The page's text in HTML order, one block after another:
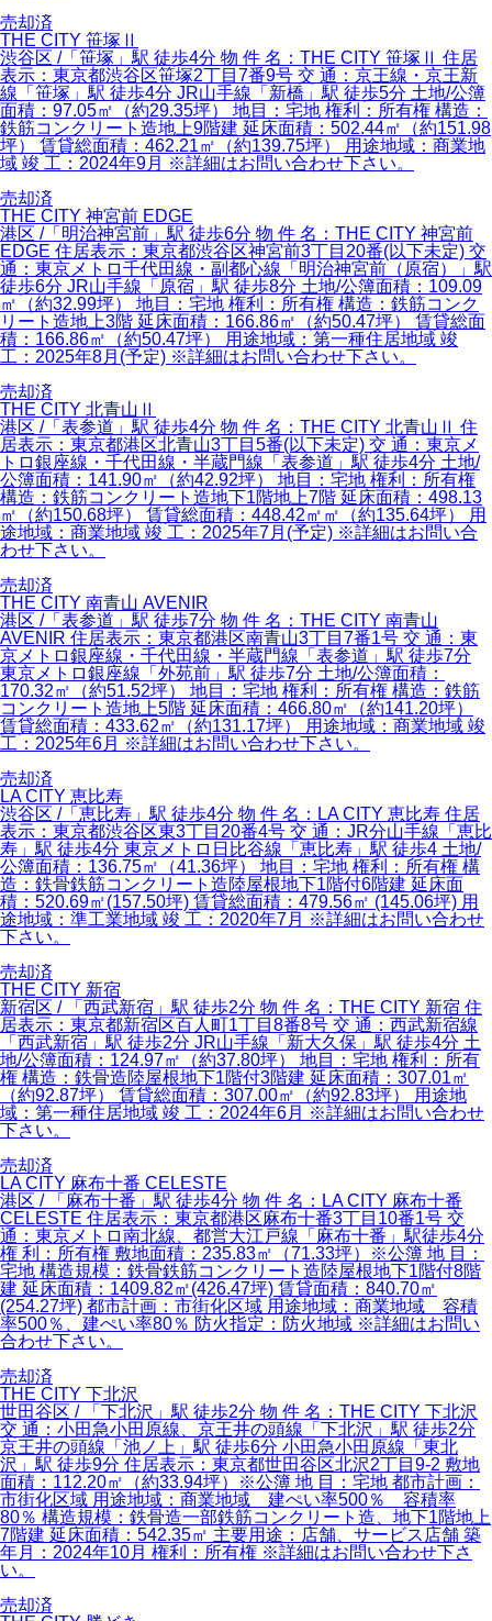
売却済
THE CITY 笹塚Ⅱ
渋谷区 /「笹塚」駅 徒歩4分 物 件 名：THE CITY 笹塚Ⅱ 住居
表示：東京都渋谷区笹塚2丁目7番9号 交 通：京王線・京王新
線「笹塚」駅 徒歩4分 JR山手線「新橋」駅 徒歩5分 土地/公簿
面積：97.05㎡（約29.35坪） 地目：宅地 権利：所有権 構造：
鉄筋コンクリート造地上9階建 延床面積：502.44㎡（約151.98
坪） 賃貸総面積：462.21㎡（約139.75坪） 用途地域：商業地
域 竣 工：2024年9月 ※詳細はお問い合わせ下さい。
売却済
THE CITY 神宮前 EDGE
港区 /「明治神宮前」駅 徒歩6分 物 件 名：THE CITY 神宮前
EDGE 住居表示：東京都渋谷区神宮前3丁目20番(以下未定) 交
通：東京メトロ千代田線・副都心線「明治神宮前（原宿）」駅
徒歩6分 JR山手線「原宿」駅 徒歩8分 土地/公簿面積：109.09
㎡（約32.99坪） 地目：宅地 権利：所有権 構造：鉄筋コンク
リート造地上3階 延床面積：166.86㎡（約50.47坪） 賃貸総面
積：166.86㎡（約50.47坪） 用途地域：第一種住居地域 竣
工：2025年8月(予定) ※詳細はお問い合わせ下さい。
売却済
THE CITY 北青山Ⅱ
港区 /「表参道」駅 徒歩4分 物 件 名：THE CITY 北青山Ⅱ 住
居表示：東京都港区北青山3丁目5番(以下未定) 交 通：東京メ
トロ銀座線・千代田線・半蔵門線「表参道」駅 徒歩4分 土地/
公簿面積：141.90㎡（約42.92坪） 地目：宅地 権利：所有権
構造：鉄筋コンクリート造地下1階地上7階 延床面積：498.13
㎡（約150.68坪） 賃貸総面積：448.42㎡㎡（約135.64坪） 用
途地域：商業地域 竣 工：2025年7月(予定) ※詳細はお問い合
わせ下さい。
売却済
THE CITY 南青山 AVENIR
港区 /「表参道」駅 徒歩7分 物 件 名：THE CITY 南青山
AVENIR 住居表示：東京都港区南青山3丁目7番1号 交 通：東
京メトロ銀座線・千代田線・半蔵門線「表参道」駅 徒歩7分
東京メトロ銀座線「外苑前」駅 徒歩7分 土地/公簿面積：
170.32㎡（約51.52坪） 地目：宅地 権利：所有権 構造：鉄筋
コンクリート造地上5階 延床面積：466.80㎡（約141.20坪）
賃貸総面積：433.62㎡（約131.17坪） 用途地域：商業地域 竣
工：2025年6月 ※詳細はお問い合わせ下さい。
売却済
LA CITY 恵比寿
渋谷区 /「恵比寿」駅 徒歩4分 物 件 名：LA CITY 恵比寿 住居
表示：東京都渋谷区東3丁目20番4号 交 通：JR分山手線「恵比
寿」駅 徒歩4分 東京メトロ日比谷線「恵比寿」駅 徒歩4 土地/
公簿面積：136.75㎡（41.36坪） 地目：宅地 権利：所有権 構
造：鉄骨鉄筋コンクリート造陸屋根地下1階付6階建 延床面
積：520.69㎡(157.50坪) 賃貸総面積：479.56㎡ (145.06坪) 用
途地域：準工業地域 竣 工：2020年7月 ※詳細はお問い合わせ
下さい。
売却済
THE CITY 新宿
新宿区 / 「西武新宿」駅 徒歩2分 物 件 名：THE CITY 新宿 住
居表示：東京都新宿区百人町1丁目8番8号 交 通：西武新宿線
「西武新宿」駅 徒歩2分 JR山手線「新大久保」駅 徒歩4分 土
地/公簿面積：124.97㎡（約37.80坪） 地目：宅地 権利：所有
権 構造：鉄骨造陸屋根地下1階付3階建 延床面積：307.01㎡
（約92.87坪） 賃貸総面積：307.00㎡（約92.83坪） 用途地
域：第一種住居地域 竣 工：2024年6月 ※詳細はお問い合わせ
下さい。
売却済
LA CITY 麻布十番 CELESTE
港区 / 「麻布十番」駅 徒歩4分 物 件 名：LA CITY 麻布十番
CELESTE 住居表示：東京都港区麻布十番3丁目10番1号 交
通：東京メトロ南北線、都営大江戸線「麻布十番」駅徒歩4分
権 利：所有権 敷地面積：235.83㎡（71.33坪）※公簿 地 目：
宅地 構造規模：鉄骨鉄筋コンクリート造陸屋根地下1階付8階
建 延床面積：1409.82㎡(426.47坪) 賃貸面積：840.70㎡
(254.27坪) 都市計画：市街化区域 用途地域：商業地域 容積
率500％、建ぺい率80％ 防火指定：防火地域 ※詳細はお問い
合わせ下さい。
売却済
THE CITY 下北沢
世田谷区 / 「下北沢」駅 徒歩2分 物 件 名：THE CITY 下北沢
交 通：小田急小田原線、京王井の頭線「下北沢」駅 徒歩2分
京王井の頭線「池ノ上」駅 徒歩6分 小田急小田原線「東北
沢」駅 徒歩9分 住居表示：東京都世田谷区北沢2丁目9-2 敷地
面積：112.20㎡（約33.94坪）※公簿 地 目：宅地 都市計画：
市街化区域 用途地域：商業地域 建ぺい率500％ 容積率
80％ 構造規模：鉄骨造一部鉄筋コンクリート造、地下1階地上
7階建 延床面積：542.35㎡ 主要用途：店舗、サービス店舗 築
年月：2024年10月 権利：所有権 ※詳細はお問い合わせ下さ
い。
売却済